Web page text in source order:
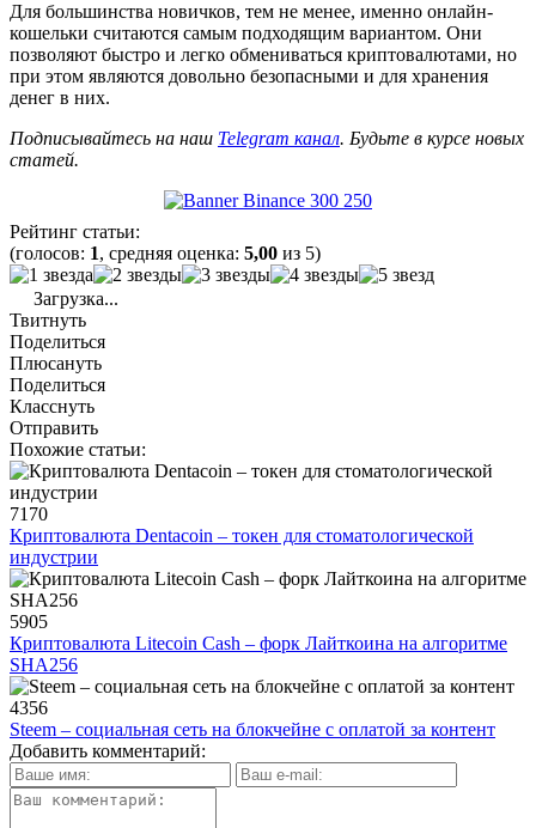
Для большинства новичков, тем не менее, именно онлайн-
кошельки считаются самым подходящим вариантом. Они
позволяют быстро и легко обмениваться криптовалютами, но
при этом являются довольно безопасными и для хранения
денег в них.
Подписывайтесь на наш Telegram канал. Будьте в курсе новых
статей.
Рейтинг статьи:
(голосов: 1, средняя оценка: 5,00 из 5)
Загрузка...
Твитнуть
Поделиться
Плюсануть
Поделиться
Класснуть
Отправить
Похожие статьи:
7170
Криптовалюта Dentacoin – токен для стоматологической
индустрии
5905
Криптовалюта Litecoin Cash – форк Лайткоина на алгоритме
SHA256
4356
Steem – социальная сеть на блокчейне с оплатой за контент
Добавить комментарий: